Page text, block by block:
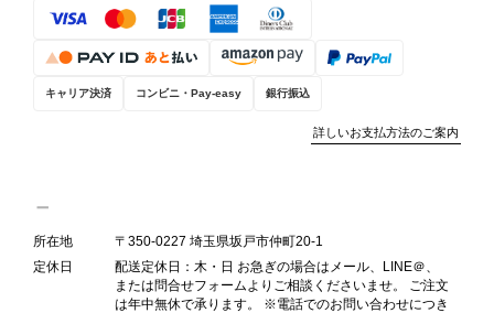
検品方法と状態の伝え方を改めて見直
し、全スタッフで共有してまいりま
す。 オンラインでも安心して商品を
お選びいただけるよう、より正確な状
2026/07/30
キャリア決済 コンビニ・Pay-easy 銀行振込
詳しいお支払方法のご案内
所在地
〒350-0227 埼玉県坂戸市仲町20-1
定休日
配送定休日：木・日 お急ぎの場合はメール、LINE＠、
または問合せフォームよりご相談くださいませ。 ご注文
は年中無休で承ります。 ※電話でのお問い合わせにつき